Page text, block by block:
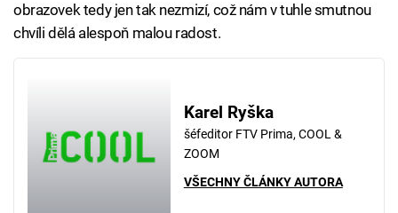
obrazovek tedy jen tak nezmizí, což nám v tuhle smutnou
chvíli dělá alespoň malou radost.
Karel Ryška
šéfeditor FTV Prima, COOL &
ZOOM
VŠECHNY ČLÁNKY AUTORA